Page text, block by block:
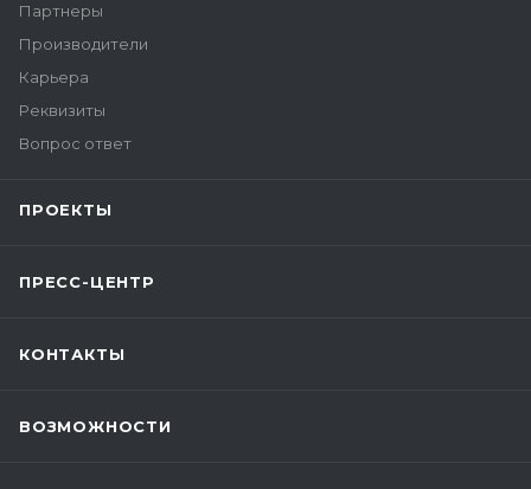
Партнеры
Производители
Карьера
Реквизиты
Вопрос ответ
ПРОЕКТЫ
ПРЕСС-ЦЕНТР
КОНТАКТЫ
ВОЗМОЖНОСТИ